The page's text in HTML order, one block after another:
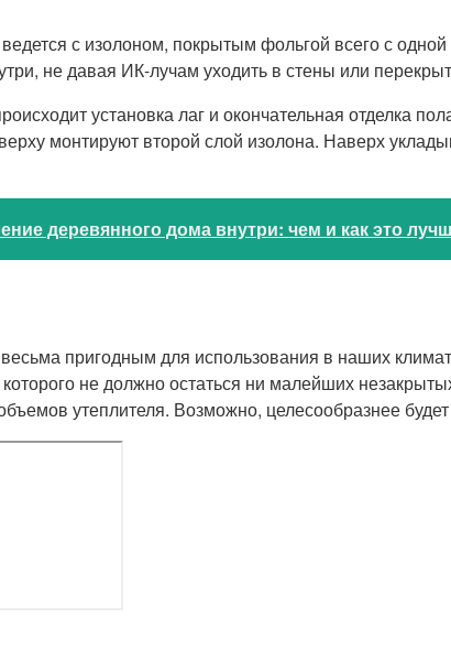
с изолоном, покрытым фольгой всего с
не давая ИК-лучам уходить в стены или
установка лаг и окончательная отделка
монтируют второй слой изолона. Наверх
деревянного дома внутри: чем и как это
пригодным для использования в наших
не должно остаться ни малейших
утеплителя. Возможно, целесообразнее будет